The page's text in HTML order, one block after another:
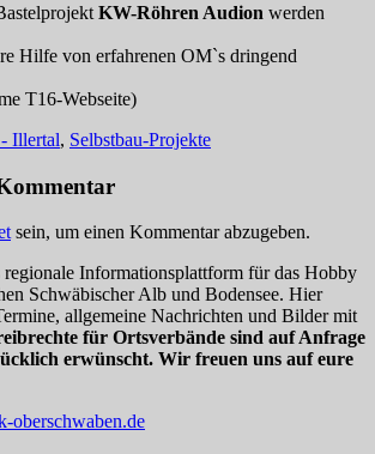
KW-Röhren Audion werden
Hilfe von erfahrenen OM`s dringend
T16-Webseite)
Illertal, Selbstbau-Projekte
sein, um einen Kommentar abzugeben.
regionale Informationsplattform für das Hobby
Schwäbischer Alb und Bodensee. Hier
allgemeine Nachrichten und Bilder mit
für Ortsverbände sind auf Anfrage
erwünscht. Wir freuen uns auf eure
oberschwaben.de